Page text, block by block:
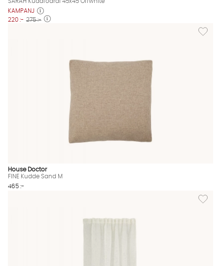
SARAH Kuddfodral 45x45 Offwhite
KAMPANJ
220 :- 275 :-
Lägg
House Doctor
FINE Kudde Sand M
465 :-
Lägg